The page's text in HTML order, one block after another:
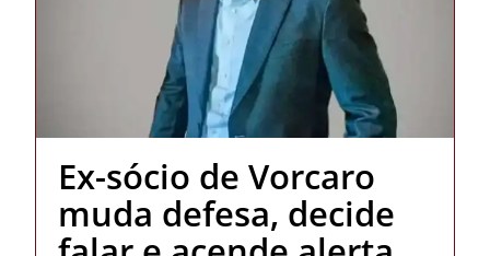
Ex-sócio de Vorcaro
muda defesa, decide